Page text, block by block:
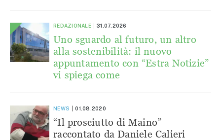
REDAZIONALE 31.07.2026
Uno sguardo al futuro, un altro
alla sostenibilità: il nuovo
appuntamento con “Estra Notizie”
vi spiega come
NEWS 01.08.2020
“Il prosciutto di Maino”
raccontato da Daniele Calieri